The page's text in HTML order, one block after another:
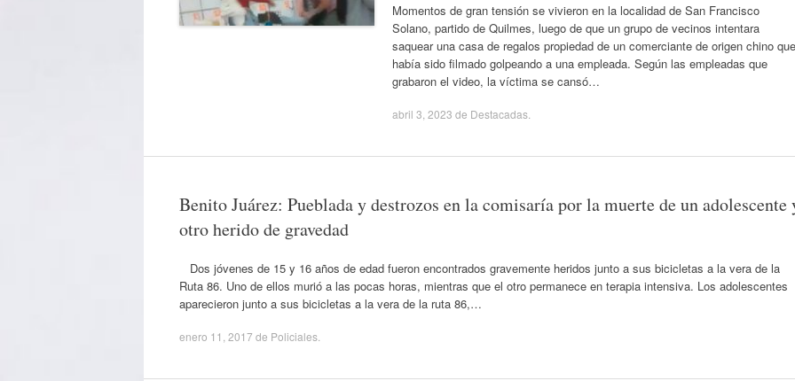
Momentos de gran tensión se vivieron en la localidad de San Francisco
Solano, partido de Quilmes, luego de que un grupo de vecinos intentara
saquear una casa de regalos propiedad de un comerciante de origen chino que
había sido filmado golpeando a una empleada. Según las empleadas que
grabaron el video, la víctima se cansó…
abril 3, 2023 de Destacadas
Benito Juárez: Pueblada y destrozos en la comisaría por la muerte de un adolescente
otro herido de gravedad
Dos jóvenes de 15 y 16 años de edad fueron encontrados gravemente heridos junto a sus bicicletas a la vera de la
Ruta 86. Uno de ellos murió a las pocas horas, mientras que el otro permanece en terapia intensiva. Los adolescentes
aparecieron junto a sus bicicletas a la vera de la ruta 86,…
enero 11, 2017 de Policiales